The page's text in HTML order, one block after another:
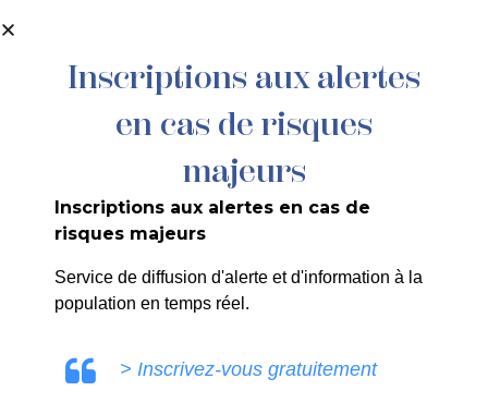
principal
Basket
Accueil> Agenda>Basket
Inscriptions aux alertes
en cas de risques
majeurs
Inscriptions aux alertes en cas de
risques majeurs
Service de diffusion d'alerte et d'information à la
population en temps réel.
> Inscrivez-vous gratuitement